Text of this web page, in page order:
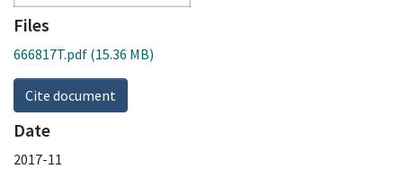
Files
666817T.pdf (15.36 MB)
Cite document
Date
2017-11